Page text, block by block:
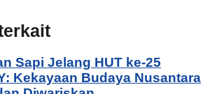
Sapi Jelang HUT ke-25
Kekayaan Budaya Nusantara